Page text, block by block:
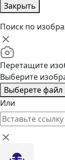
Закрыть
Поиск по
Перетащите
Выберите
Выберете файл
Или